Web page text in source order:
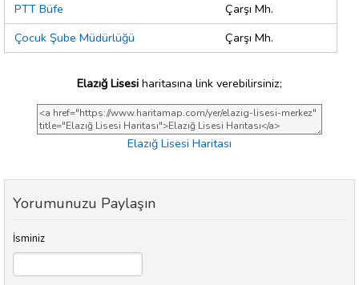
PTT Büfe
Çarşı Mh.
Çocuk Şube Müdürlüğü
Çarşı Mh.
Elazığ Lisesi haritasına link verebilirsiniz;
Elazığ Lisesi Haritası
Yorumunuzu Paylaşın
İsminiz